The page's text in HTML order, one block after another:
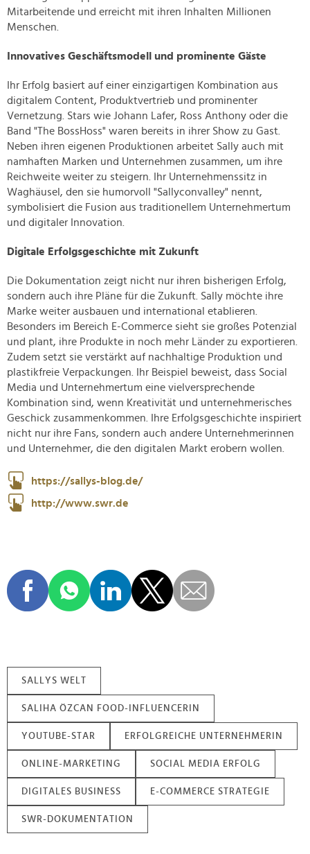
Mitarbeitende und erreicht mit ihren Inhalten Millionen
Menschen.
Innovatives Geschäftsmodell und prominente Gäste
Ihr Erfolg basiert auf einer einzigartigen Kombination aus
digitalem Content, Produktvertrieb und prominenter
Vernetzung. Stars wie Johann Lafer, Ross Anthony oder die
Band "The BossHoss" waren bereits in ihrer Show zu Gast.
Neben ihren eigenen Produktionen arbeitet Sally auch mit
namhaften Marken und Unternehmen zusammen, um ihre
Reichweite weiter zu steigern. Ihr Unternehmenssitz in
Waghäusel, den sie humorvoll "Sallyconvalley" nennt,
symbolisiert die Fusion aus traditionellem Unternehmertum
und digitaler Innovation.
Digitale Erfolgsgeschichte mit Zukunft
Die Dokumentation zeigt nicht nur ihren bisherigen Erfolg,
sondern auch ihre Pläne für die Zukunft. Sally möchte ihre
Marke weiter ausbauen und international etablieren.
Besonders im Bereich E-Commerce sieht sie großes Potenzial
und plant, ihre Produkte in noch mehr Länder zu exportieren.
Zudem setzt sie verstärkt auf nachhaltige Produktion und
plastikfreie Verpackungen. Ihr Beispiel beweist, dass Social
Media und Unternehmertum eine vielversprechende
Kombination sind, wenn Kreativität und unternehmerisches
Geschick zusammenkommen. Ihre Erfolgsgeschichte inspiriert
nicht nur ihre Fans, sondern auch andere Unternehmerinnen
und Unternehmer, die den digitalen Markt erobern wollen.
https://sallys-blog.de/
http://www.swr.de
SALLYS WELT
SALIHA ÖZCAN FOOD-INFLUENCERIN
YOUTUBE-STAR ERFOLGREICHE UNTERNEHMERIN
ONLINE-MARKETING SOCIAL MEDIA ERFOLG
DIGITALES BUSINESS E-COMMERCE STRATEGIE
SWR-DOKUMENTATION